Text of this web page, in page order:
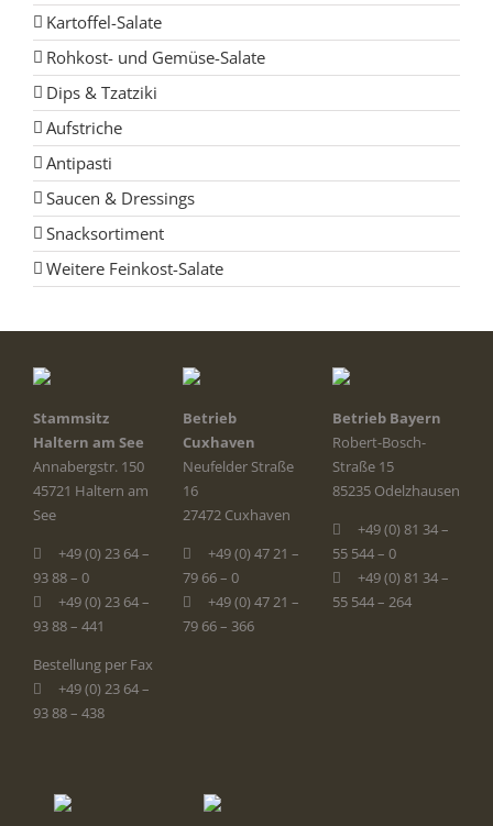
Kartoffel-Salate
Rohkost- und Gemüse-Salate
Dips & Tzatziki
Aufstriche
Antipasti
Saucen & Dressings
Snacksortiment
Weitere Feinkost-Salate
Stammsitz
Haltern am See
Annabergstr. 150
45721 Haltern am
See
+49 (0) 23 64 –
93 88 – 0
+49 (0) 23 64 –
93 88 – 441
Bestellung per Fax
+49 (0) 23 64 –
93 88 – 438
Betrieb
Cuxhaven
Neufelder Straße
16
27472 Cuxhaven
+49 (0) 47 21 –
79 66 – 0
+49 (0) 47 21 –
79 66 – 366
Betrieb Bayern
Robert-Bosch-
Straße 15
85235 Odelzhausen
+49 (0) 81 34 –
55 544 – 0
+49 (0) 81 34 –
55 544 – 264